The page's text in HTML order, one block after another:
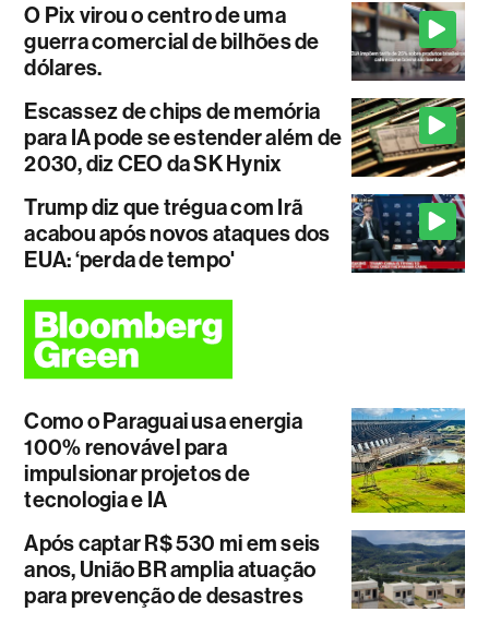
O Pix virou o centro de uma
guerra comercial de bilhões de
dólares.
Escassez de chips de memória
para IA pode se estender além de
2030, diz CEO da SK Hynix
Trump diz que trégua com Irã
acabou após novos ataques dos
EUA: ‘perda de tempo'
Como o Paraguai usa energia
100% renovável para
impulsionar projetos de
tecnologia e IA
Após captar R$ 530 mi em seis
anos, União BR amplia atuação
para prevenção de desastres